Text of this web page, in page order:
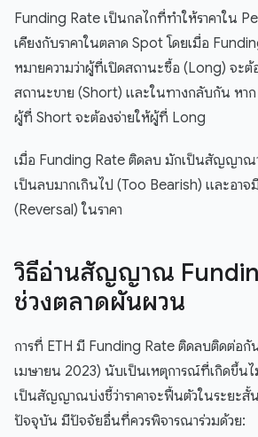
Funding Rate เป็นกลไกที่ทำให้ราคาใน
เคียงกับราคาในตลาด Spot โดยเมื่อ
หมายความว่าผู้ที่เปิดสถานะซื้อ (Long) จะต้
สถานะขาย (Short) และในทางกลับกัน หา
ผู้ที่ Short จะต้องจ่ายให้ผู้ที่ Long
เมื่อ Funding Rate ติดลบ มักเป็นสัญญาณ
เป็นลบมากเกินไป (Too Bearish) และอาจ
(Reversal) ในราคา
วิธีอ่านสัญญาณ
ช่วงตลาดผันผวน
การที่ ETH มี Funding Rate ติดลบติดต่อกั
เมษายน 2023) นับเป็นเหตุการณ์ที่เกิดขึ้น
เป็นสัญญาณบ่งชี้ว่าราคาจะฟื้นตัวในระยะ
ปัจจุบัน มีปัจจัยอื่นที่ควรพิจารณาร่วมด้วย: